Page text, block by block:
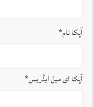
آپکا نام*
آپکا ای میل ایڈریس*